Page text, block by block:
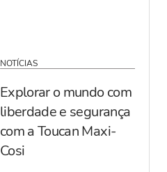
NOTÍCIAS
Explorar o mundo com
liberdade e segurança
com a Toucan Maxi-
Cosi